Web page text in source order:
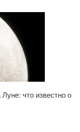
что известно о